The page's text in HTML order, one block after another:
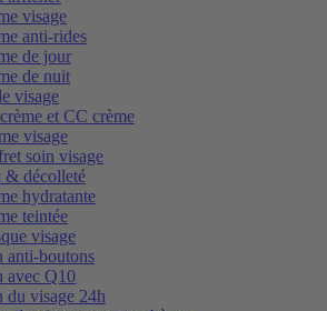
visage
anti-rides
de jour
de nuit
visage
et CC crème
visage
soin visage
& décolleté
hydratante
teintée
visage
anti-boutons
avec Q10
du visage 24h